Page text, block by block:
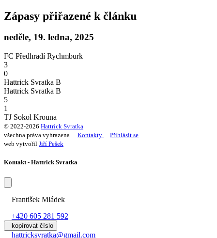
Zápasy přiřazené k článku
neděle, 19. ledna, 2025
FC Předhradí Rychmburk
3
0
Hattrick Svratka B
Hattrick Svratka B
5
1
TJ Sokol Krouna
© 2022-2026 Hattrick Svratka
všechna práva vyhrazena · Kontakty · Přihlásit se
web vytvořil Jiří Pešek
Kontakt - Hattrick Svratka
František Mládek
+420 605 281 592
kopírovat číslo
hattricksvratka@gmail.com